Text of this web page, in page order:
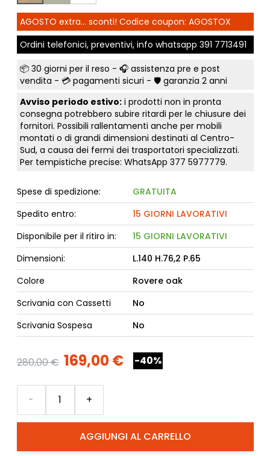
AGOSTO extra... sconti! Codice coupon: AGOSTOX
Ordini telefonici, preventivi, info whatsapp 391 7713491
📦 30 giorni per il reso - 🎧 assistenza pre e post
vendita - 💳 pagamenti sicuri - 🛡️ garanzia 2 anni
Avviso periodo estivo:i prodotti non in pronta
consegna potrebbero subire ritardi per le chiusure dei
fornitori. Possibili rallentamenti anche per mobili
montati o di grandi dimensioni destinati al Centro-
Sud, a causa dei fermi dei trasportatori specializzati.
Per tempistiche precise: WhatsApp 377 5977779.
Spese di spedizione:
GRATUITA
Spedito entro:
15 GIORNI LAVORATIVI
Disponibile per il ritiro in:
15 GIORNI LAVORATIVI
Dimensioni:
L.140 H.76,2 P.65
Colore
Rovere oak
Scrivania con Cassetti
No
Scrivania Sospesa
No
280,00 € 169,00 € -40%
AGGIUNGI AL CARRELLO
- +